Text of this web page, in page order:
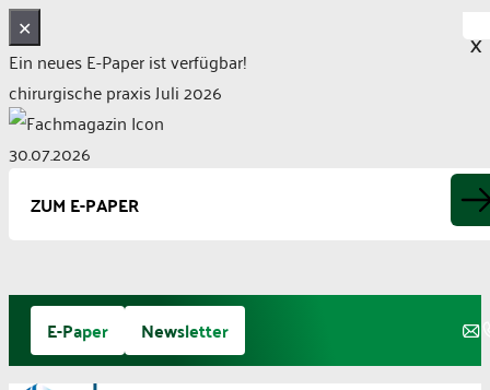
✕
Ein neues E-Paper ist verfügbar!
chirurgische praxis Juli 2026
30.07.2026
ZUM E-PAPER
Zum
Inhalt
springen
E-Paper Newsletter
X